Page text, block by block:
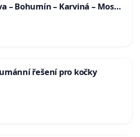
– Bohumín – Karviná – Mosty
řešení pro kočky